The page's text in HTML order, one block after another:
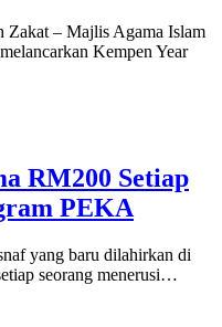
– Majlis Agama Islam
Kempen Year
RM200 Setiap
PEKA
yang baru dilahirkan di
seorang menerusi…